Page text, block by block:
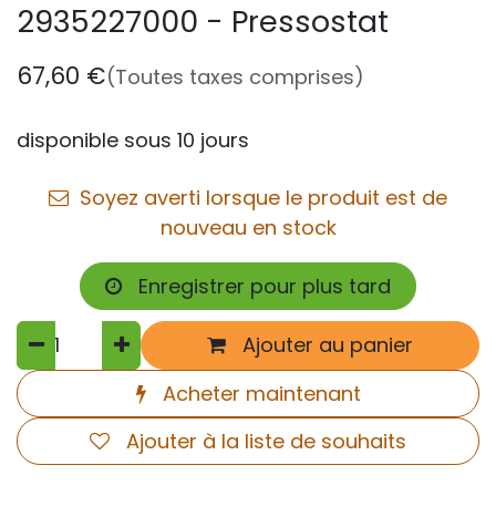
2935227000 - Pressostat
67,60 €(Toutes taxes comprises)
disponible sous 10 jours
Soyez averti lorsque le produit est de
nouveau en stock
Enregistrer pour plus tard
Ajouter au panier
Acheter maintenant
Ajouter à la liste de souhaits